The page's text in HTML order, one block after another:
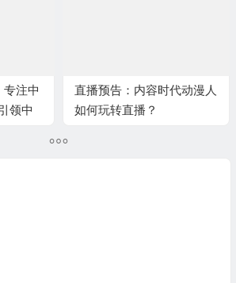
专注中
领中
直播预告：内容时代动漫人
如何玩转直播？